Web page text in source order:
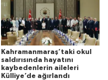
Kahramanmaraş’taki okul
saldırısında hayatını
kaybedenlerin aileleri
Külliye’de ağırlandı